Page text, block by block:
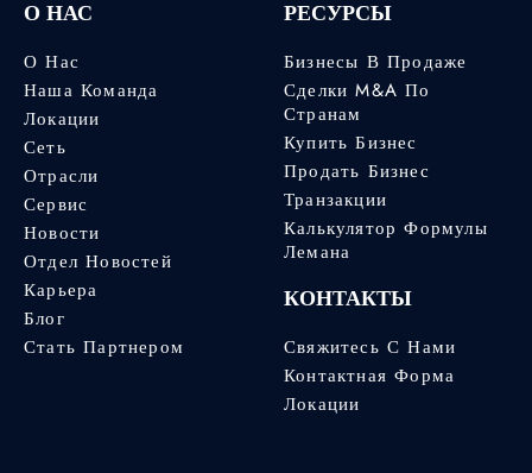
О НАС
О Нас
Наша Команда
Локации
Сеть
Отрасли
Сервис
Новости
Отдел Новостей
Карьера
Блог
Стать Партнером
РЕСУРСЫ
Бизнесы В Продаже
Сделки M&A По
Странам
Купить Бизнес
Продать Бизнес
Транзакции
Калькулятор Формулы
Лемана
КОНТАКТЫ
Свяжитесь С Нами
Контактная Форма
Локации